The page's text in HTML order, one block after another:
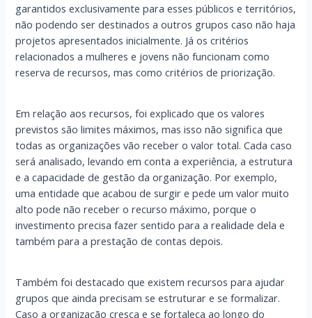
garantidos exclusivamente para esses públicos e territórios,
não podendo ser destinados a outros grupos caso não haja
projetos apresentados inicialmente. Já os critérios
relacionados a mulheres e jovens não funcionam como
reserva de recursos, mas como critérios de priorização.
Em relação aos recursos, foi explicado que os valores
previstos são limites máximos, mas isso não significa que
todas as organizações vão receber o valor total. Cada caso
será analisado, levando em conta a experiência, a estrutura
e a capacidade de gestão da organização. Por exemplo,
uma entidade que acabou de surgir e pede um valor muito
alto pode não receber o recurso máximo, porque o
investimento precisa fazer sentido para a realidade dela e
também para a prestação de contas depois.
Também foi destacado que existem recursos para ajudar
grupos que ainda precisam se estruturar e se formalizar.
Caso a organização cresça e se fortaleça ao longo do